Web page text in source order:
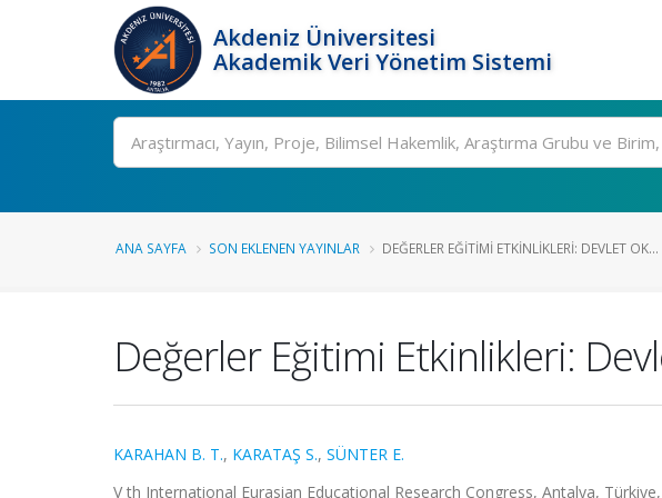
Akdeniz Üniversitesi
Akademik Veri Yönetim Sistemi
Ara
ANA SAYFA SON EKLENEN YAYINLAR DEĞERLER EĞITIMI ETKINLIKLERI: DEVLET OK...
Değerler Eğitimi Etkinlikleri:
KARAHAN B. T., KARATAŞ S., SÜNTER E.
V th International Eurasian Educational Research Congress, Antalya,